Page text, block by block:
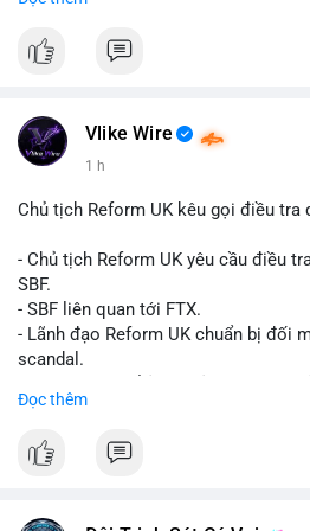
nhà đầu tư trong ngành vật liệu xây
nhựa polyolefin trong tương lai?
Vlike Wire
1 h
Chủ tịch Reform UK kêu gọi điều tra
- Chủ tịch Reform UK yêu cầu điều
SBF.
- SBF liên quan tới FTX.
- Lãnh đạo Reform UK chuẩn bị đối
scandal.
- Không có thông tin tác động thị
Đọc thêm